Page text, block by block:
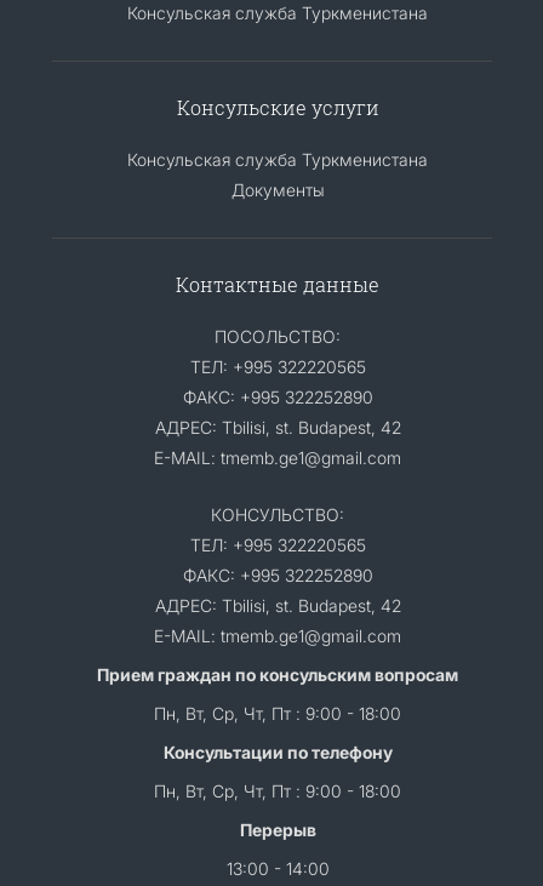
Консульская служба Туркменистана
Консульские услуги
Консульская служба Туркменистана
Документы
Контактные данные
ПОСОЛЬСТВО:
ТЕЛ: +995 322220565
ФАКС: +995 322252890
АДРЕС: Tbilisi, st. Budapest, 42
E-MAIL: tmemb.ge1@gmail.com
КОНСУЛЬСТВО:
ТЕЛ: +995 322220565
ФАКС: +995 322252890
АДРЕС: Tbilisi, st. Budapest, 42
E-MAIL: tmemb.ge1@gmail.com
Прием граждан по консульским вопросам
Пн, Вт, Ср, Чт, Пт : 9:00 - 18:00
Консультации по телефону
Пн, Вт, Ср, Чт, Пт : 9:00 - 18:00
Перерыв
13:00 - 14:00